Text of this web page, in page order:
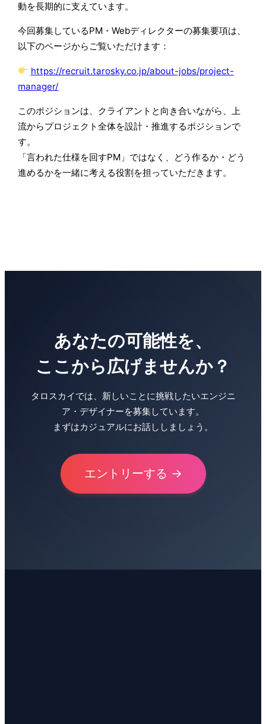
動を長期的に支えています。
今回募集しているPM・Webディレクターの募集要項は、
以下のページからご覧いただけます：
https://recruit.tarosky.co.jp/about-jobs/project-
manager/
このポジションは、クライアントと向き合いながら、上
流からプロジェクト全体を設計・推進するポジションで
す。
「言われた仕様を回すPM」ではなく、どう作るか・どう
進めるかを一緒に考える役割を担っていただきます。
あなたの可能性を、
ここから広げませんか？
タロスカイでは、新しいことに挑戦したいエンジニ
ア・デザイナーを募集しています。
まずはカジュアルにお話ししましょう。
エントリーする →